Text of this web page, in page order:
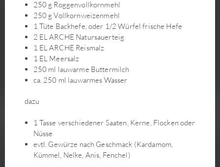
Grüner Spargel-Salat mit Ume-Su-Dressing
Gurkensalat
Gyoza mit Kimchi-Füllung
Hefezopf mit Schokocreme
Himbeer-Mandelcreme-Tarte
Hirse-Gemüse-Schnitte mit Senfkruste
Indonesisches Gado-Gado - Wokgemüse mit köstlicher
Japanische Udon Seitan Suppe
Kaffee-Schoko-Schnitten
Kartoffel-Gemüse-Gratin
Kirschmarmelade mit Cranbeeries
Kirschtaler
250 g Roggenvollkornmehl
250 g Vollkornweizenmehl
1 Tüte Backhefe, oder 1/2 Würfel frische Hefe
2 EL ARCHE Natursauerteig
1 EL ARCHE Reismalz
1 EL Meersalz
250 ml lauwarme Buttermilch
ca. 250 ml lauwarmes Wasser
dazu
1 Tasse verschiedener Saaten, Kerne, Flocken oder
Nüsse
evtl. Gewürze nach Geschmack (Kardamom,
Kümmel, Nelke, Anis, Fenchel)